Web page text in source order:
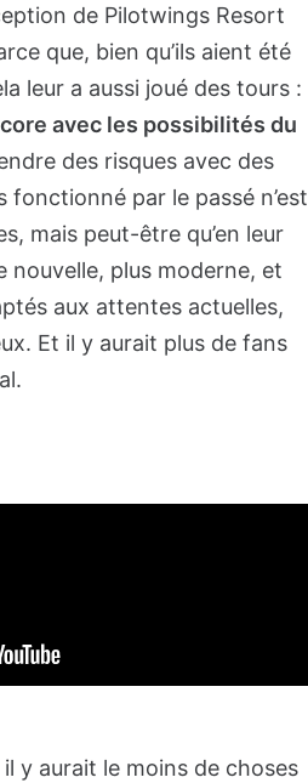
de Pilotwings Resort
que, bien qu’ils aient été
leur a aussi joué des tours :
avec les possibilités du
des risques avec des
fonctionné par le passé n’est
mais peut-être qu’en leur
nouvelle, plus moderne, et
aux attentes actuelles,
Et il y aurait plus de fans
y aurait le moins de choses